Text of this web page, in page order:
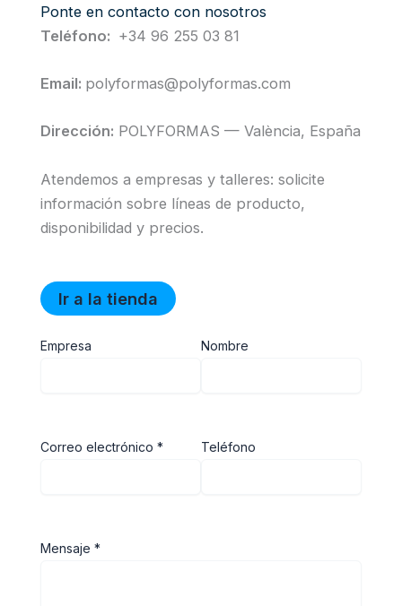
Ponte en contacto con nosotros
Teléfono: +34 96 255 03 81
Email: polyformas@polyformas.com
Dirección: POLYFORMAS — València, España
Atendemos a empresas y talleres: solicite
información sobre líneas de producto,
disponibilidad y precios.
Ir a la tienda
Empresa Nombre
Correo electrónico * Teléfono
Mensaje *